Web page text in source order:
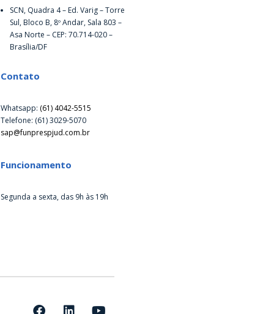
SCN, Quadra 4 – Ed. Varig – Torre
Sul, Bloco B, 8º Andar, Sala 803 –
Asa Norte – CEP: 70.714-020 –
Brasília/DF
Contato
Whatsapp: (61) 4042-5515
Telefone: (61) 3029-5070
sap@funprespjud.com.br
Funcionamento
Segunda a sexta, das 9h às 19h